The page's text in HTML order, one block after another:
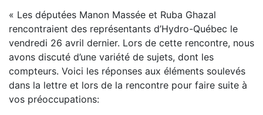
« Les députées Manon Massée et Ruba Ghazal
rencontraient des représentants d’Hydro-Québec le
vendredi 26 avril dernier. Lors de cette rencontre, nous
avons discuté d’une variété de sujets, dont les
compteurs. Voici les réponses aux éléments soulevés
dans la lettre et lors de la rencontre pour faire suite à
vos préoccupations: